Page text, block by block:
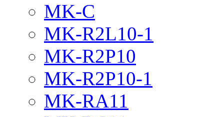
MK-C
MK-R2L10-1
MK-R2P10
MK-R2P10-1
MK-RA11